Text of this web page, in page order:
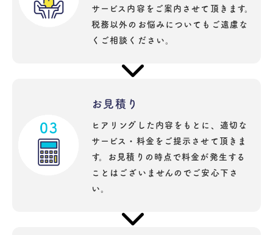
サービス内容をご案内させて頂きます。
税務以外のお悩みについてもご遠慮な
くご相談ください。
お見積り
ヒアリングした内容をもとに、適切な
サービス・料金をご提示させて頂きま
す。お見積りの時点で料金が発生する
ことはございませんのでご安心下さ
い。